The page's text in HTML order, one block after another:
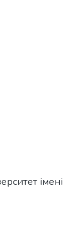
імені